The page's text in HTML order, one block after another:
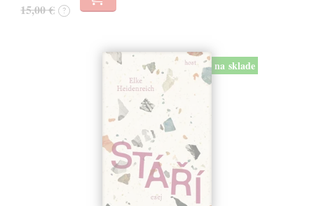
15,00 € ?
na sklade